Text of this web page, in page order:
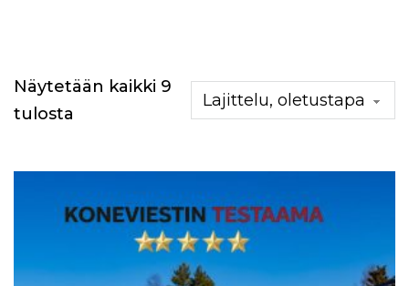
Näytetään kaikki 9
tulosta